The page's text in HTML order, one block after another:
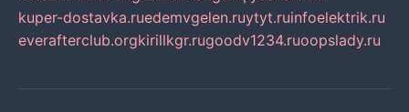
kuper-dostavka.ruedemvgelen.ruytyt.ruinfoelektrik.ru
everafterclub.orgkirillkgr.rugoodv1234.ruoopslady.ru